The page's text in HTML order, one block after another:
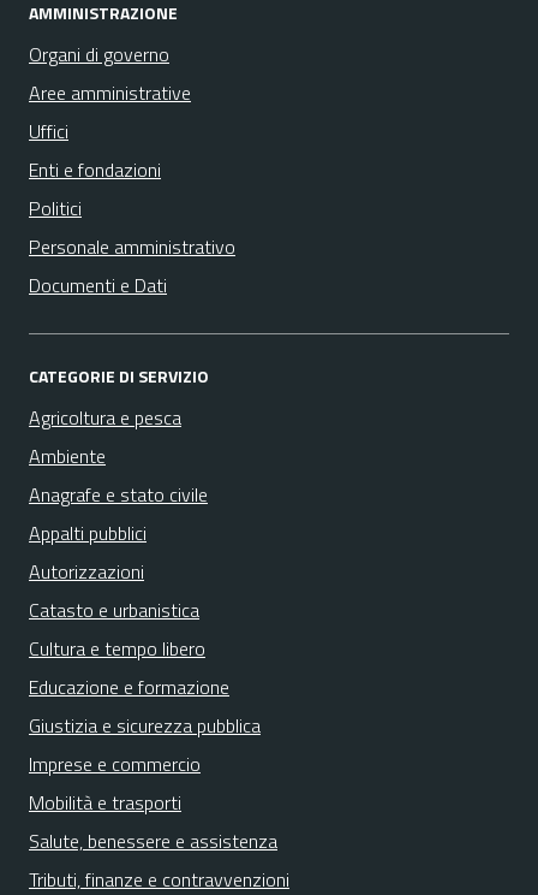
AMMINISTRAZIONE
Organi di governo
Aree amministrative
Uffici
Enti e fondazioni
Politici
Personale amministrativo
Documenti e Dati
CATEGORIE DI SERVIZIO
Agricoltura e pesca
Ambiente
Anagrafe e stato civile
Appalti pubblici
Autorizzazioni
Catasto e urbanistica
Cultura e tempo libero
Educazione e formazione
Giustizia e sicurezza pubblica
Imprese e commercio
Mobilità e trasporti
Salute, benessere e assistenza
Tributi, finanze e contravvenzioni